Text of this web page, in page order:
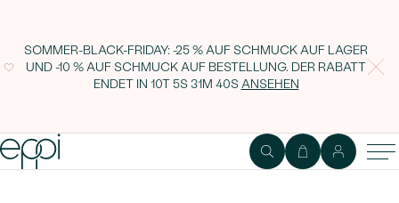
SOMMER-BLACK-FRIDAY: -25 % AUF SCHMUCK AUF LAGER
UND -10 % AUF SCHMUCK AUF BESTELLUNG. DER RABATT
ENDET IN 10T 5S 31M 39S ANSEHEN